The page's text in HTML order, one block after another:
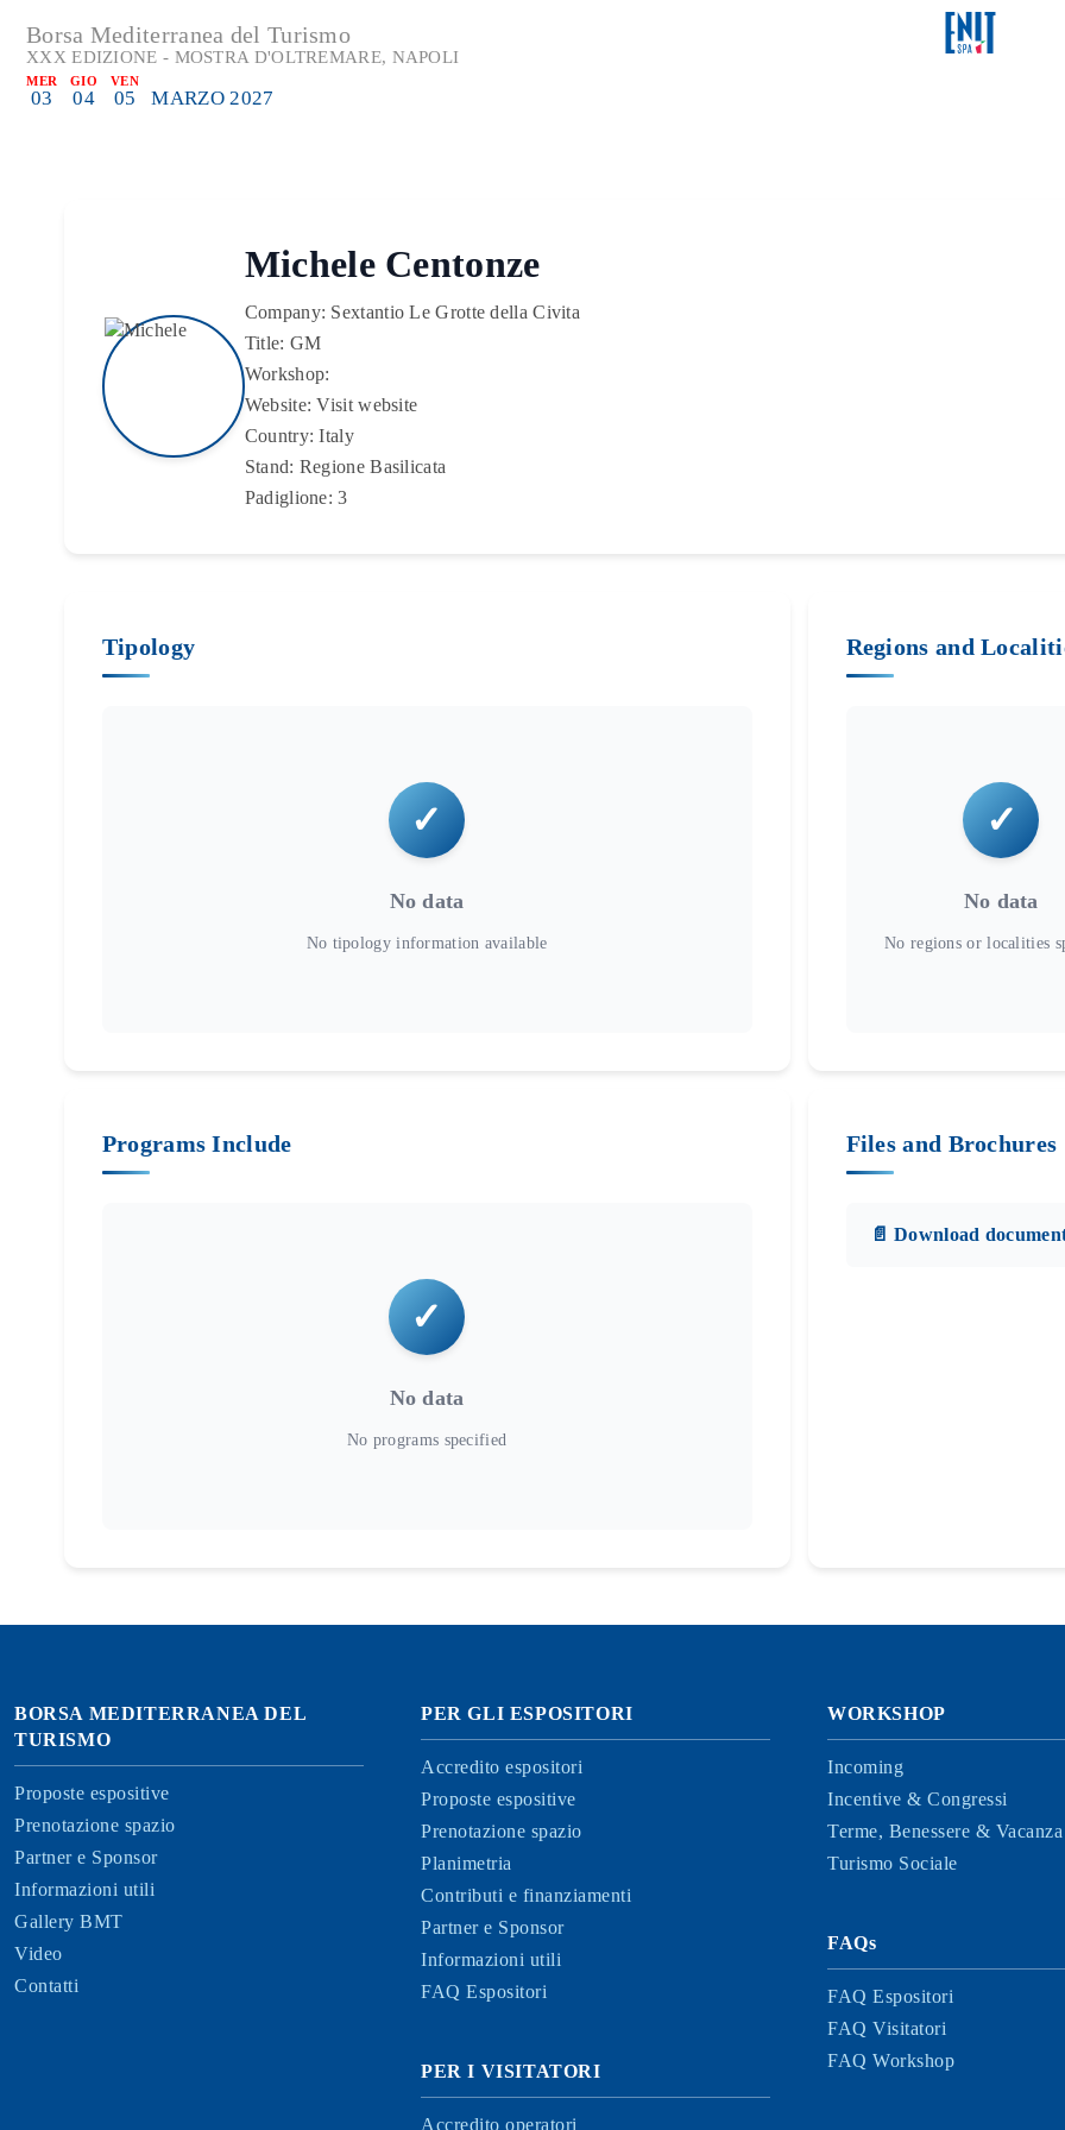
Borsa Mediterranea del Turismo
XXX EDIZIONE - MOSTRA D'OLTREMARE, NAPOLI
MER
03
GIO
04
VEN
05 MARZO 2027
Michele Centonze
Company: Sextantio Le Grotte della Civita
Title: GM
Workshop:
Website: Visit website
Country: Italy
Stand: Regione Basilicata
Padiglione: 3
Tipology
No data
Regions and
No data
Programs Include
No data
Files and Brochures
📄 Download
BORSA MEDITERRANEA DEL
TURISMO
Proposte espositive
Prenotazione spazio
Partner e Sponsor
Informazioni utili
Gallery BMT
Video
Contatti
PER GLI ESPOSITORI
Accredito espositori
Proposte espositive
Prenotazione spazio
Planimetria
Contributi e finanziamenti
Partner e Sponsor
Informazioni utili
FAQ Espositori
PER I VISITATORI
Accredito operatori
WORKSHOP
Incoming
Incentive & Congressi
Terme, Benessere &
Turismo Sociale
FAQs
FAQ Espositori
FAQ Visitatori
FAQ Workshop